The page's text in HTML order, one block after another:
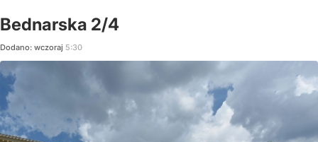
Bednarska 2/4
Dodano: wczoraj 5:30